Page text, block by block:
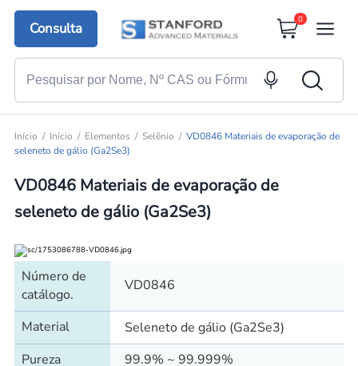
Consulta
0
Início Início Elementos Selênio
VD0846 Materiais de evaporação de
seleneto de gálio (Ga2Se3)
VD0846 Materiais de evaporação de
seleneto de gálio (Ga2Se3)
Número de
catálogo.
VD0846
Material
Seleneto de gálio (Ga2Se3)
Pureza
99.9% ~ 99.999%